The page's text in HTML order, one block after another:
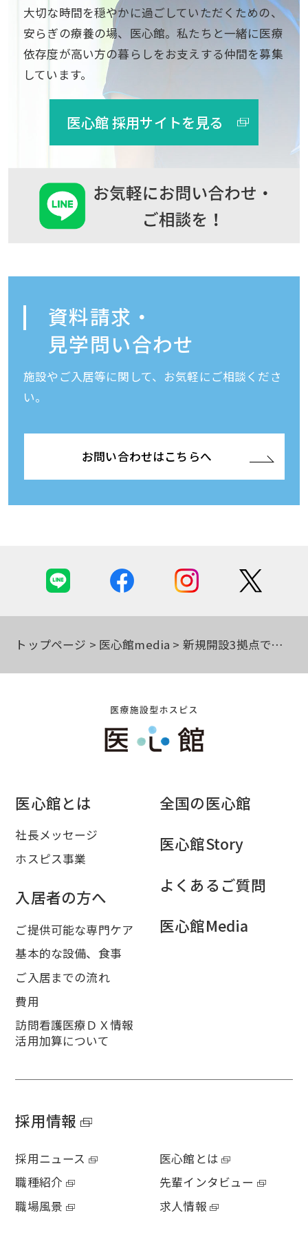
大切な時間を穏やかに過ごしていただくための、
安らぎの療養の場、医心館。私たちと一緒に医療
依存度が高い方の暮らしをお支えする仲間を募集
しています。
医心館 採用サイトを見る
資料請求・
見学問い合わせ
施設やご入居等に関して、お気軽にご相談くださ
い。
お問い合わせはこちらへ
トップページ 医心館media 新規開設3拠点で、開所時研修を行いました
医心館とは
社長メッセージ
ホスピス事業
入居者の方へ
ご提供可能な専門ケア
基本的な設備、食事
ご入居までの流れ
費用
訪問看護医療ＤＸ情報
活用加算について
全国の医心館
医心館Story
よくあるご質問
医心館Media
採用情報
採用ニュース
医心館とは
職種紹介
先輩インタビュー
職場風景
求人情報